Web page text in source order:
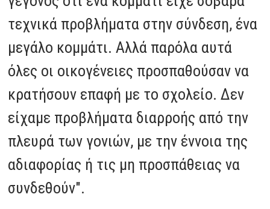
τεχνικά προβλήματα στην σύνδεση, ένα
μεγάλο κομμάτι. Αλλά παρόλα αυτά
όλες οι οικογένειες προσπαθούσαν να
κρατήσουν επαφή με το σχολείο. Δεν
είχαμε προβλήματα διαρροής από την
πλευρά των γονιών, με την έννοια της
αδιαφορίας ή τις μη προσπάθειας να
συνδεθούν".